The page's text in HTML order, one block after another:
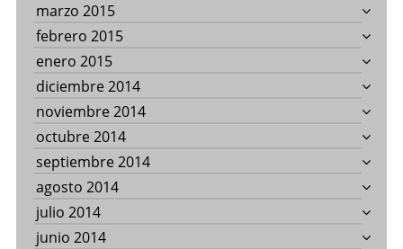
marzo 2015
febrero 2015
enero 2015
diciembre 2014
noviembre 2014
octubre 2014
septiembre 2014
agosto 2014
julio 2014
junio 2014